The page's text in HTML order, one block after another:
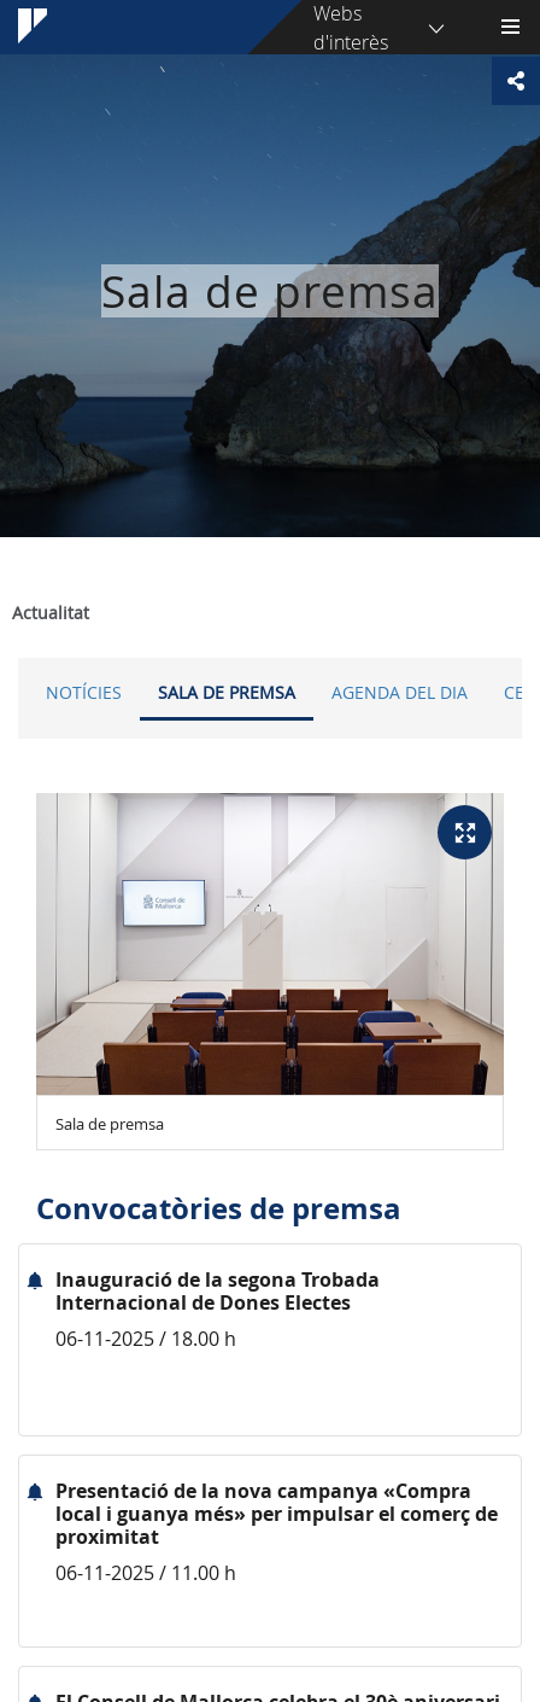
Webs
d'interès
Sala de premsa
Actualitat
NOTÍCIES SALA DE PREMSA AGENDA DEL DIA
Sala de premsa
Convocatòries de premsa
Inauguració de la segona Trobada
Internacional de Dones Electes
06-11-2025 / 18.00 h
Presentació de la nova campanya «Compra
local i guanya més» per impulsar el comerç de
proximitat
06-11-2025 / 11.00 h